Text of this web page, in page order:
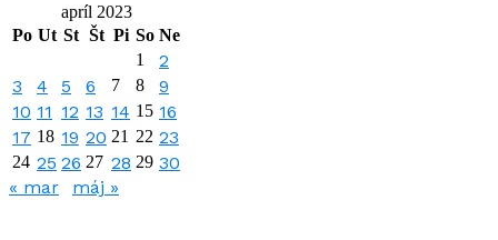
apríl 2023
Po Ut St Št Pi So Ne
1
2
3
4 5 6 7 8
9
10 11 12 13 14 15 16
17 18 19 20 21 22 23
24 25 26 27 28 29 30
« mar
máj »